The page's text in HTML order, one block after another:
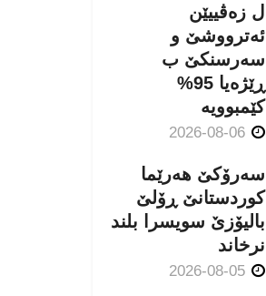
ل زه‌ڤییێن
ئەترووشێ و
سەرسنكێ ب
ڕێژەیا 95%
كێمبوویە
سەرۆکێ هەرێما
کوردستانێ ڕۆلێ
بالیۆزێ سویسرا بلند
نرخاند